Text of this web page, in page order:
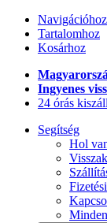
Navigációhoz
Tartalomhoz
Kosárhoz
Ingyenes
24 órás
Segítség
Hol